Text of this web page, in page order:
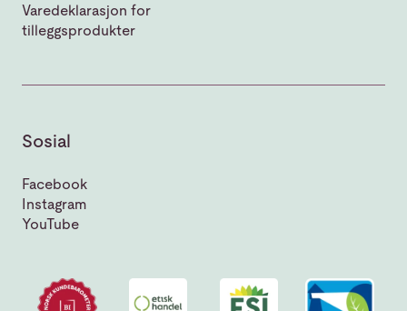
Varedeklarasjon for
tilleggsprodukter
Sosial
Facebook
Instagram
YouTube